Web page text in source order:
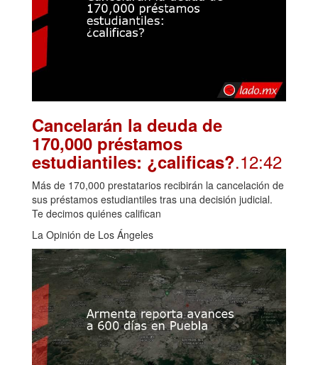
Cancelarán la deuda de
170,000 préstamos
estudiantiles: ¿calificas?.12:42
Más de 170,000 prestatarios recibirán la cancelación de
sus préstamos estudiantiles tras una decisión judicial.
Te decimos quiénes califican
La Opinión de Los Ángeles